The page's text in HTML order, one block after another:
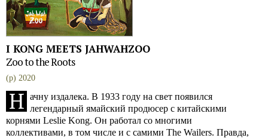
I KONG MEETS JAHWAHZOO
Zoo to the Roots
(p) 2020
Н ачну издалека. В 1933 году на свет появился
легендарный ямайский продюсер с китайскими
корнями Leslie Kong. Он работал со многими
коллективами, в том числе и с самими The Wailers. Правда,